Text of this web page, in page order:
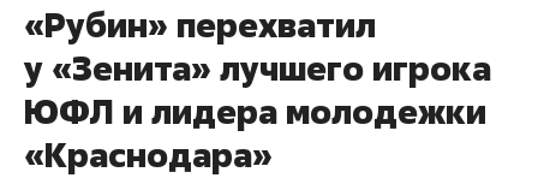
«Рубин» перехватил
у «Зенита» лучшего игрока
ЮФЛ и лидера молодежки
«Краснодара»